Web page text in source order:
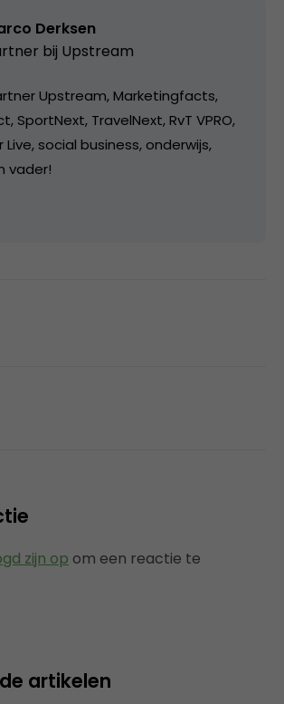
Derksen
bij Upstream
Upstream, Marketingfacts,
SportNext, TravelNext, RvT VPRO,
Live, social business, onderwijs,
vader!
zijn op om een reactie te
artikelen